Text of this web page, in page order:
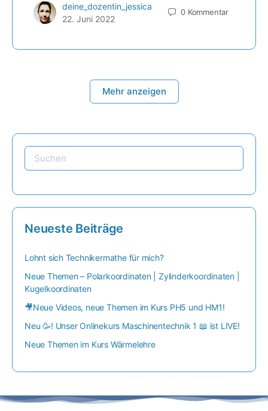
deine_dozentin_jessica
22. Juni 2022
0 Kommentar
Mehr anzeigen
Neueste Beiträge
Lohnt sich Technikermathe für mich?
Neue Themen – Polarkoordinaten | Zylinderkoordinaten |
Kugelkoordinaten
🎥Neue Videos, neue Themen im Kurs PH5 und HM1!
Neu 🥳! Unser Onlinekurs Maschinentechnik 1 📖 ist LIVE!
Neue Themen im Kurs Wärmelehre